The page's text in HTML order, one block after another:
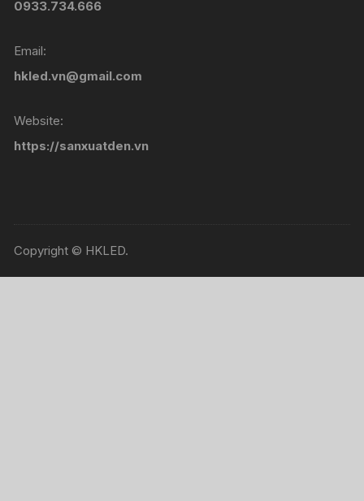
0933.734.666
Email:
hkled.vn@gmail.com
Website:
https://sanxuatden.vn
Copyright © HKLED.